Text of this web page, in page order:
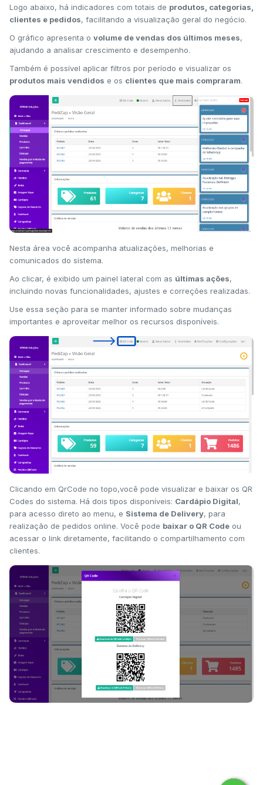
Logo abaixo, há indicadores com totais de produtos, categorias,
clientes e pedidos, facilitando a visualização geral do negócio.
O gráfico apresenta o volume de vendas dos últimos meses,
ajudando a analisar crescimento e desempenho.
Também é possível aplicar filtros por período e visualizar os
produtos mais vendidos e os clientes que mais compraram.
Nesta área você acompanha atualizações, melhorias e
comunicados do sistema.
Ao clicar, é exibido um painel lateral com as últimas ações,
incluindo novas funcionalidades, ajustes e correções realizadas.
Use essa seção para se manter informado sobre mudanças
importantes e aproveitar melhor os recursos disponíveis.
Clicando em QrCode no topo,você pode visualizar e baixar os QR
Codes do sistema. Há dois tipos disponíveis: Cardápio Digital,
para acesso direto ao menu, e Sistema de Delivery, para
realização de pedidos online. Você pode baixar o QR Code ou
acessar o link diretamente, facilitando o compartilhamento com
clientes.